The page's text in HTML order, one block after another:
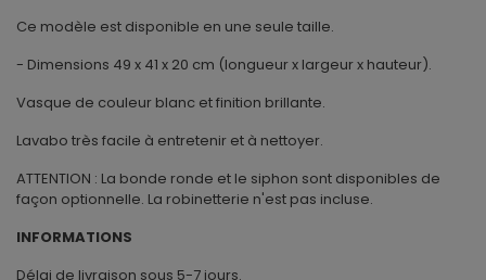
Ce modèle est disponible en une seule taille.
- Dimensions 49 x 41 x 20 cm (longueur x largeur x hauteur).
Vasque de couleur blanc et finition brillante.
Lavabo très facile à entretenir et à nettoyer.
ATTENTION : La bonde ronde et le siphon sont disponibles de
façon optionnelle. La robinetterie n'est pas incluse.
INFORMATIONS
Délai de livraison sous 5-7 jours.